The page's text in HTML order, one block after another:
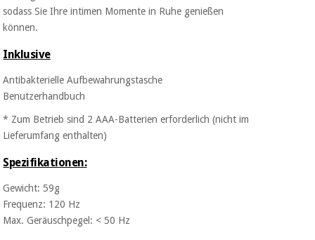
sodass Sie Ihre intimen Momente in Ruhe genießen
können.
Inklusive
Antibakterielle Aufbewahrungstasche
Benutzerhandbuch
* Zum Betrieb sind 2 AAA-Batterien erforderlich (nicht im
Lieferumfang enthalten)
Spezifikationen:
Gewicht: 59g
Frequenz: 120 Hz
Max. Geräuschpegel: < 50 Hz